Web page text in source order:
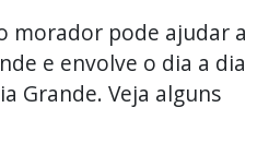
morador pode ajudar a
e envolve o dia a dia
Grande. Veja alguns